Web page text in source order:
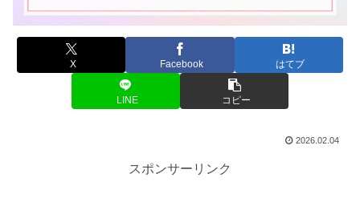
X Facebook はてブ
LINE コピー
2026.02.04
スポンサーリンク